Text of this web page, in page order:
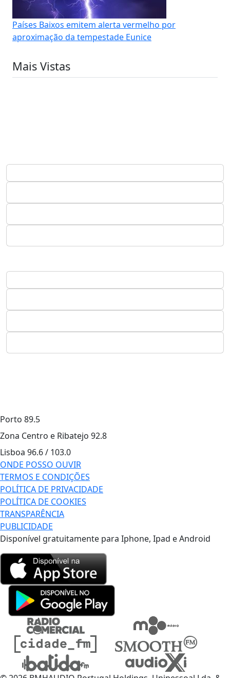
Países Baixos emitem alerta vermelho por
aproximação da tempestade Eunice
Mais Vistas
Porto 89.5
Zona Centro e Ribatejo 92.8
Lisboa 96.6 / 103.0
ONDE POSSO OUVIR
TERMOS E CONDIÇÕES
POLÍTICA DE PRIVACIDADE
POLÍTICA DE COOKIES
TRANSPARÊNCIA
PUBLICIDADE
Disponível gratuitamente para Iphone, Ipad e Android